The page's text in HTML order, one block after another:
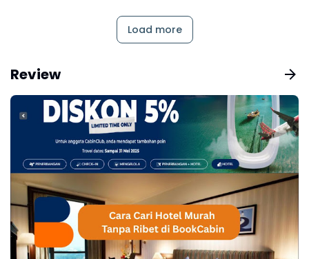
Load more
Review